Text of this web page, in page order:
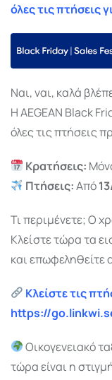
όλες τις πτήσεις
Ναι, ναι, καλά
Η AEGEAN Black
όλες τις πτήσεις
Κρατήσεις:
Πτήσεις:Από
Τι περιμένετε; Ο
Κλείστε τώρα τα
και επωφεληθείτε
Κλείστε τις
https://
Οικογενειακό
τώρα είναι η